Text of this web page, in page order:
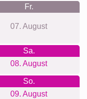
Fr.
07. August
Sa.
08. August
So.
09. August